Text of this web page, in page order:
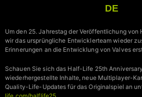
DE
Um den 25. Jahrestag der Veröffentlichung
wir das ursprüngliche Entwicklerteam wieder
Erinnerungen an die Entwicklung von Valves
Schauen Sie sich das Half-Life 25th
wiederhergestellte Inhalte, neue Multiplayer-
Quality-Life-Updates für das Originalspiel an